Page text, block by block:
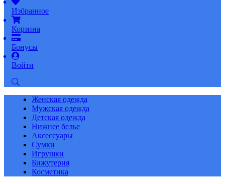
Избранное
Корзина
Бонусы
Войти
Женская одежда
Мужская одежда
Детская одежда
Нижнее белье
Аксессуары
Сумки
Игрушки
Бижутерия
Косметика